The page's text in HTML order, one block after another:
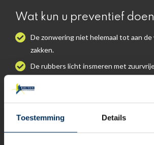
Toestemming Details
Wat kun u preventief
De zonwering niet helemaal tot aan
zakken.
De rubbers licht insmeren met
vast.
kiezen voor een bediening met
Dan ontvangt u tijdig een